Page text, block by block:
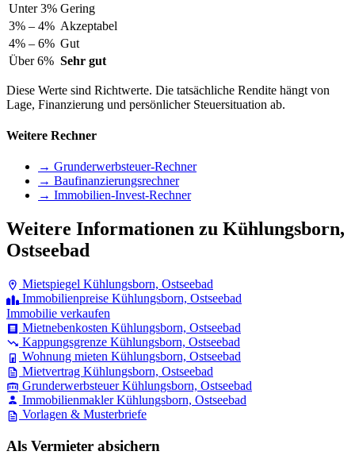
Unter 3% Gering
3% – 4% Akzeptabel
4% – 6% Gut
Über 6% Sehr gut
Diese Werte sind Richtwerte. Die tatsächliche Rendite hängt von
Lage, Finanzierung und persönlicher Steuersituation ab.
Weitere Rechner
→ Grunderwerbsteuer-Rechner
→ Baufinanzierungsrechner
→ Immobilien-Invest-Rechner
Weitere Informationen zu Kühlungsborn,
Ostseebad
Mietspiegel Kühlungsborn, Ostseebad
Immobilienpreise Kühlungsborn, Ostseebad
Immobilie verkaufen
Mietnebenkosten Kühlungsborn, Ostseebad
Kappungsgrenze Kühlungsborn, Ostseebad
Wohnung mieten Kühlungsborn, Ostseebad
Mietvertrag Kühlungsborn, Ostseebad
Grunderwerbsteuer Kühlungsborn, Ostseebad
Immobilienmakler Kühlungsborn, Ostseebad
Vorlagen & Musterbriefe
Als Vermieter absichern